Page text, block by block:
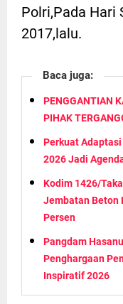
Polri,Pada Hari
2017,lalu.
Baca juga:
PENGGANTIAN
PIHAK
Perkuat
2026 Jadi
Kodim 1426/
Jembatan Beton
Persen
Pangdam
Penghargaan
Inspiratif 2026